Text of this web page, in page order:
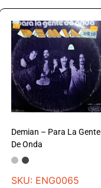
Demian – Para La Gente
De Onda
SKU: ENG0065